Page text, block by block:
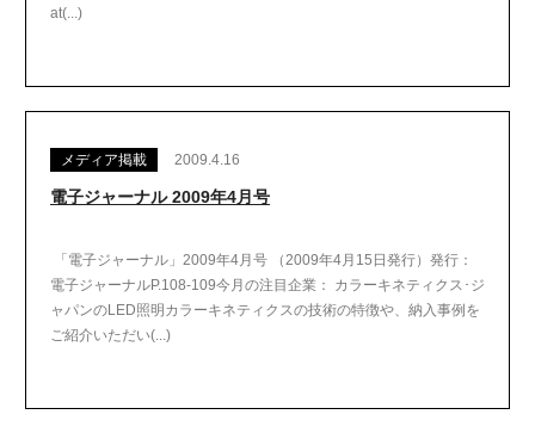
at(...)
メディア掲載 2009.4.16
電子ジャーナル 2009年4月号
「電子ジャーナル」2009年4月号 （2009年4月15日発行）発行：
電子ジャーナルP.108-109今月の注目企業： カラーキネティクス･ジ
ャパンのLED照明カラーキネティクスの技術の特徴や、納入事例を
ご紹介いただい(...)